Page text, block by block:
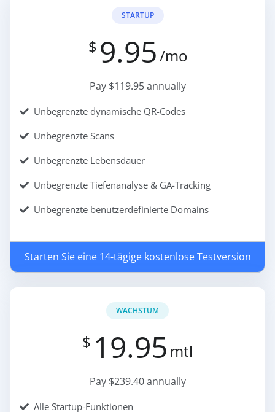
STARTUP
$ 9.95/mo
Pay $119.95 annually
Unbegrenzte dynamische QR-Codes
Unbegrenzte Scans
Unbegrenzte Lebensdauer
Unbegrenzte Tiefenanalyse & GA-Tracking
Unbegrenzte benutzerdefinierte Domains
Starten Sie eine 14-tägige kostenlose Testversion
WACHSTUM
$ 19.95 mtl
Pay $239.40 annually
Alle Startup-Funktionen